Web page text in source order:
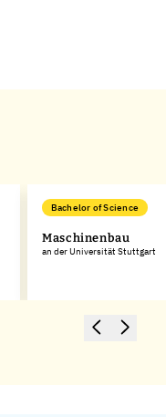
Bachelor of Science
Maschinenbau
an der Universität Stuttgart